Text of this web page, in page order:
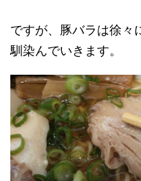
ですが、豚バラは徐々
馴染んでいきます。